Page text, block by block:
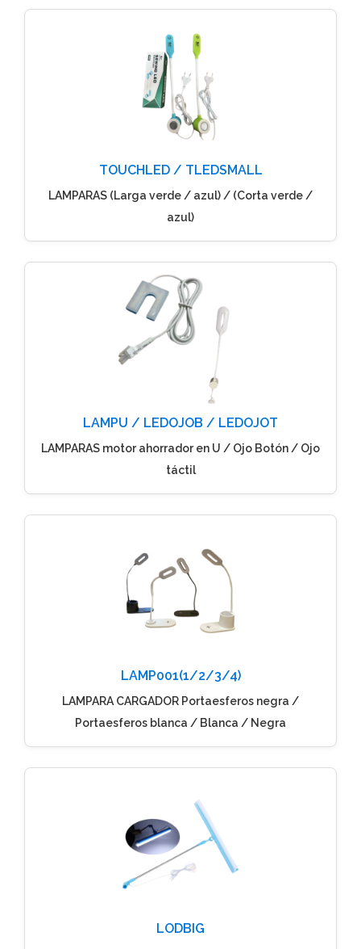
TOUCHLED / TLEDSMALL
LAMPARAS (Larga verde / azul) / (Corta verde /
azul)
LAMPU / LEDOJOB / LEDOJOT
LAMPARAS motor ahorrador en U / Ojo Botón / Ojo
táctil
LAMP001(1/2/3/4)
LAMPARA CARGADOR Portaesferos negra /
Portaesferos blanca / Blanca / Negra
LODBIG